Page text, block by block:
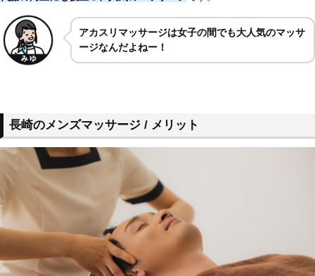
アカスリマッサージは女子の間でも大人気のマッサ
ージなんだよねー！
長崎のメンズマッサージ / メリット